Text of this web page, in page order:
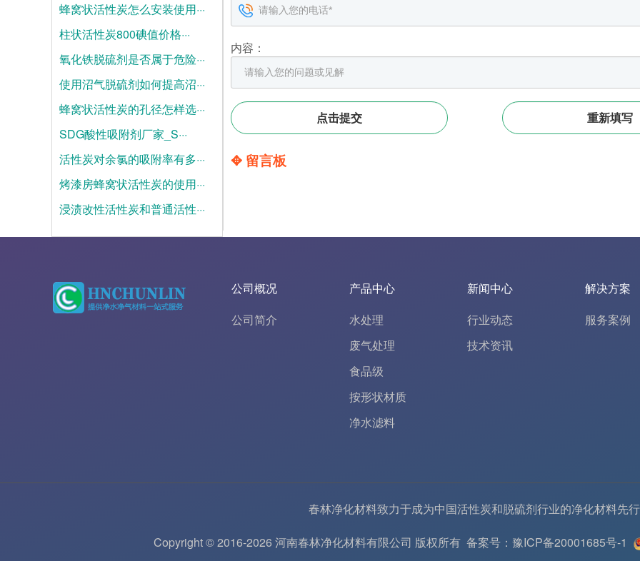
内容：
✥ 留言板
2026-08-04
蜂窝状活性炭怎么安装使用···
2026-07-28
柱状活性炭800碘值价格···
2026-07-21
氧化铁脱硫剂是否属于危险···
2025-06-19
使用沼气脱硫剂如何提高沼···
2025-06-12
蜂窝状活性炭的孔径怎样选···
2025-06-05
SDG酸性吸附剂厂家_S···
2025-05-28
活性炭对余氯的吸附率有多···
2025-05-21
烤漆房蜂窝状活性炭的使用···
2025-05-14
浸渍改性活性炭和普通活性···
2025-05-07
公司概况
公司简介
产品中心
水处理
废气处理
食品级
按形状材质
净水滤料
新闻中心
行业动态
技术资讯
解决方案
服务案例
春林净化材料致力于成为中国活性炭和脱硫剂行业的净化材料先
Copyright © 2016-2026 河南春林净化材料有限公司 版权所有 备案号：豫ICP备20001685号-1